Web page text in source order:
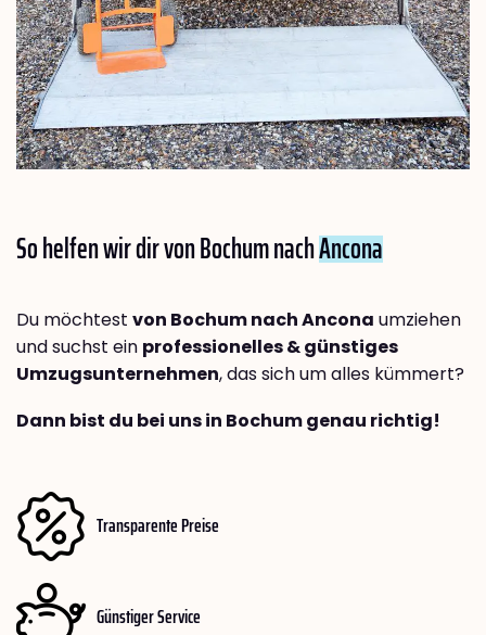
So helfen wir dir von Bochum nachAncona
Du möchtest von Bochum nach Ancona umziehen
und suchst ein professionelles & günstiges
Umzugsunternehmen, das sich um alles kümmert?
Dann bist du bei uns in Bochum genau richtig!
Transparente Preise
Günstiger Service